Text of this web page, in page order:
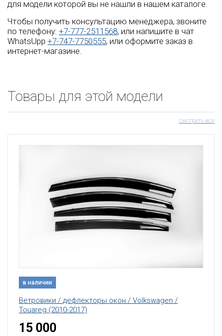
для модели которой вы не нашли в нашем каталоге.
Чтобы получить консультацию менеджера, звоните
по телефону: +7-777-2511568, или напишите в чат
WhatsUpp +7-747-7750555, или оформите заказ в
интернет-магазине.
Товары для этой модели
смотреть все
в наличии
Ветровики / дефлекторы окон / Volkswagen /
Touareg (2010-2017)
15 000